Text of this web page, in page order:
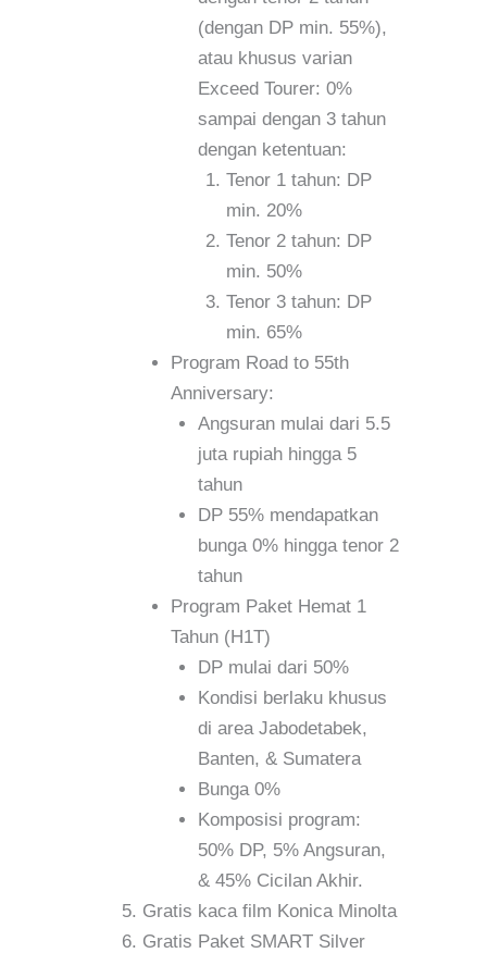
(dengan DP min. 55%),
atau khusus varian
Exceed Tourer: 0%
sampai dengan 3 tahun
dengan ketentuan:
Tenor 1 tahun: DP
min. 20%
Tenor 2 tahun: DP
min. 50%
Tenor 3 tahun: DP
min. 65%
Program Road to 55th
Anniversary:
Angsuran mulai dari 5.5
juta rupiah hingga 5
tahun
DP 55% mendapatkan
bunga 0% hingga tenor 2
tahun
Program Paket Hemat 1
Tahun (H1T)
DP mulai dari 50%
Kondisi berlaku khusus
di area Jabodetabek,
Banten, & Sumatera
Bunga 0%
Komposisi program:
50% DP, 5% Angsuran,
& 45% Cicilan Akhir.
Gratis kaca film Konica Minolta
Gratis Paket SMART Silver